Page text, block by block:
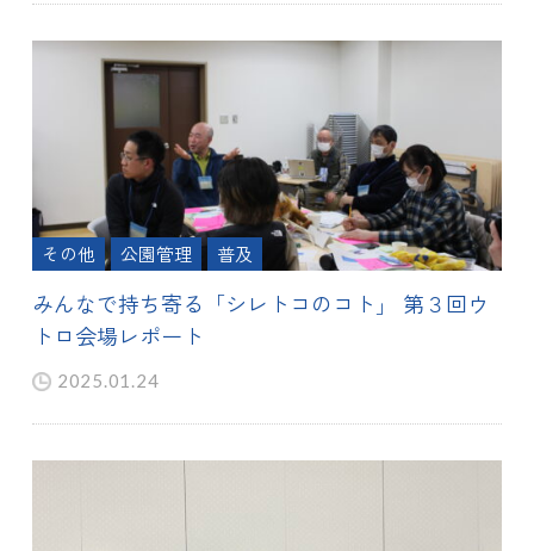
その他 公園管理 普及
みんなで持ち寄る「シレトコのコト」 第３回ウ
トロ会場レポート
2025.01.24